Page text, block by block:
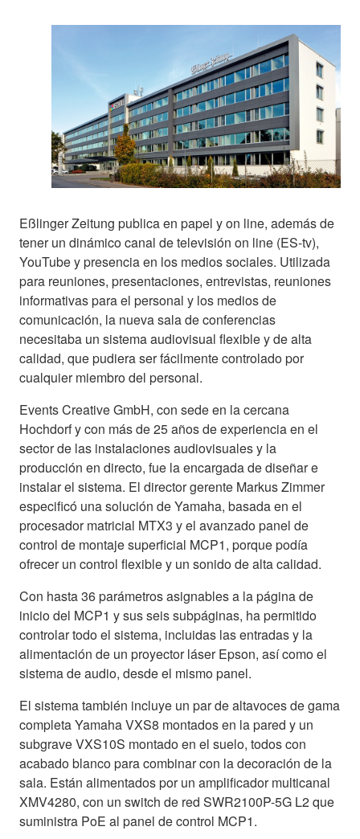
Eßlinger Zeitung publica en papel y on line, además de
tener un dinámico canal de televisión on line (ES-tv),
YouTube y presencia en los medios sociales. Utilizada
para reuniones, presentaciones, entrevistas, reuniones
informativas para el personal y los medios de
comunicación, la nueva sala de conferencias
necesitaba un sistema audiovisual flexible y de alta
calidad, que pudiera ser fácilmente controlado por
cualquier miembro del personal.
Events Creative GmbH, con sede en la cercana
Hochdorf y con más de 25 años de experiencia en el
sector de las instalaciones audiovisuales y la
producción en directo, fue la encargada de diseñar e
instalar el sistema. El director gerente Markus Zimmer
especificó una solución de Yamaha, basada en el
procesador matricial MTX3 y el avanzado panel de
control de montaje superficial MCP1, porque podía
ofrecer un control flexible y un sonido de alta calidad.
Con hasta 36 parámetros asignables a la página de
inicio del MCP1 y sus seis subpáginas, ha permitido
controlar todo el sistema, incluidas las entradas y la
alimentación de un proyector láser Epson, así como el
sistema de audio, desde el mismo panel.
El sistema también incluye un par de altavoces de gama
completa Yamaha VXS8 montados en la pared y un
subgrave VXS10S montado en el suelo, todos con
acabado blanco para combinar con la decoración de la
sala. Están alimentados por un amplificador multicanal
XMV4280, con un switch de red SWR2100P-5G L2 que
suministra PoE al panel de control MCP1.